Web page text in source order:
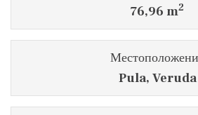
76,96 m2
Pula, Veruda